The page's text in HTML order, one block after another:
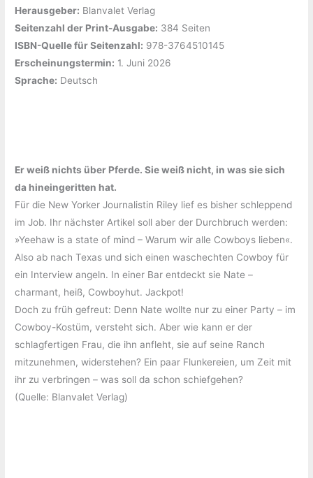
Herausgeber: ‎Blanvalet Verlag
Seitenzahl der Print-Ausgabe: ‎384 Seiten
ISBN-Quelle für Seitenzahl: ‎978-3764510145
Erscheinungstermin: ‎1. Juni 2026
Sprache: ‎Deutsch
Er weiß nichts über Pferde. Sie weiß nicht, in was sie sich
da hineingeritten hat.
Für die New Yorker Journalistin Riley lief es bisher schleppend
im Job. Ihr nächster Artikel soll aber der Durchbruch werden:
»Yeehaw is a state of mind – Warum wir alle Cowboys lieben«.
Also ab nach Texas und sich einen waschechten Cowboy für
ein Interview angeln. In einer Bar entdeckt sie Nate –
charmant, heiß, Cowboyhut. Jackpot!
Doch zu früh gefreut: Denn Nate wollte nur zu einer Party – im
Cowboy-Kostüm, versteht sich. Aber wie kann er der
schlagfertigen Frau, die ihn anfleht, sie auf seine Ranch
mitzunehmen, widerstehen? Ein paar Flunkereien, um Zeit mit
ihr zu verbringen – was soll da schon schiefgehen?
(Quelle: Blanvalet Verlag)